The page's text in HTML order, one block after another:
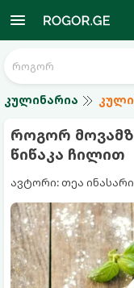
კულინარია
როგორ
წიწაკა ჩილით
ავტორი: თეა